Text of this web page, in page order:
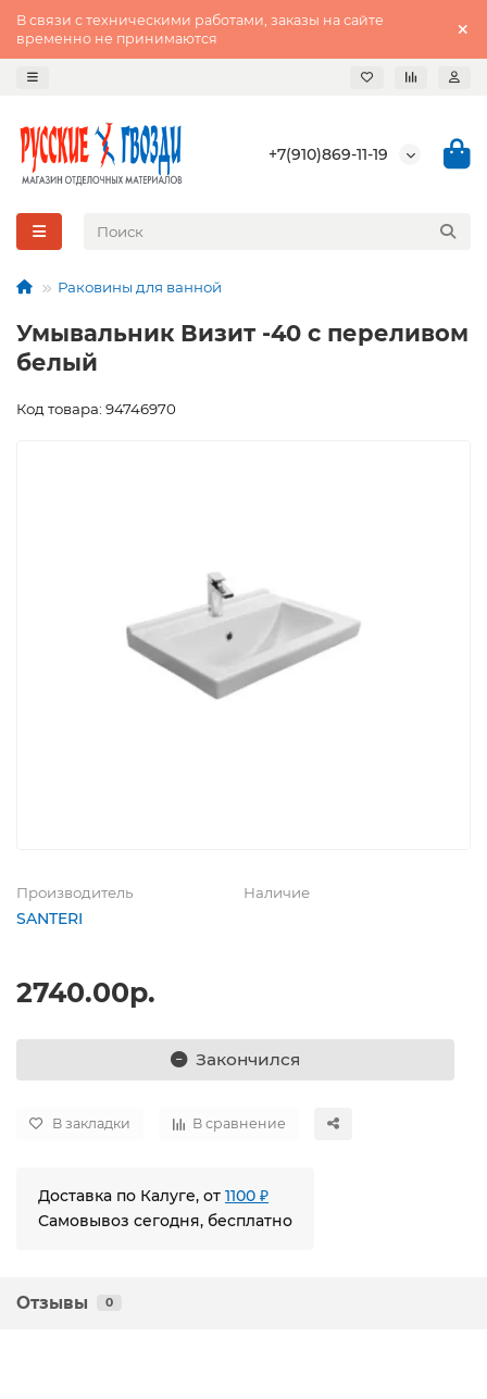
В связи с техническими работами, заказы на сайте
временно не принимаются
+7(910)869-11-19
Раковины для ванной
Умывальник Визит -40 с переливом
белый
Код товара: 94746970
Производитель
SANTERI
Наличие
2740.00р.
Закончился
В закладки В сравнение
Доставка по Калуге, от 1100 ₽
Самовывоз сегодня, бесплатно
Отзывы 0